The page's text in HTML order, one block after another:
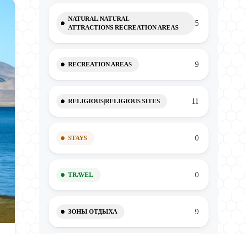
NATURAL|NATURAL
ATTRACTIONS|RECREATION AREAS
5
RECREATION AREAS 9
RELIGIOUS|RELIGIOUS SITES 11
STAYS 0
TRAVEL 0
ЗОНЫ ОТДЫХА 9